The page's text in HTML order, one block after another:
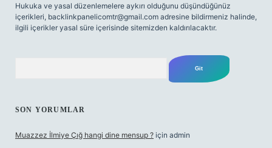
Hukuka ve yasal düzenlemelere aykırı olduğunu düşündüğünüz
içerikleri, backlinkpanelicomtr@gmail.com adresine bildirmeniz halinde,
ilgili içerikler yasal süre içerisinde sitemizden kaldırılacaktır.
SON YORUMLAR
Muazzez İlmiye Çığ hangi dine mensup ? için admin